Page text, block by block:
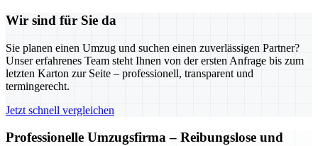
Wir sind für Sie da
Sie planen einen Umzug und suchen einen zuverlässigen Partner?
Unser erfahrenes Team steht Ihnen von der ersten Anfrage bis zum
letzten Karton zur Seite – professionell, transparent und
termingerecht.
Jetzt schnell vergleichen
Professionelle Umzugsfirma – Reibungslose und